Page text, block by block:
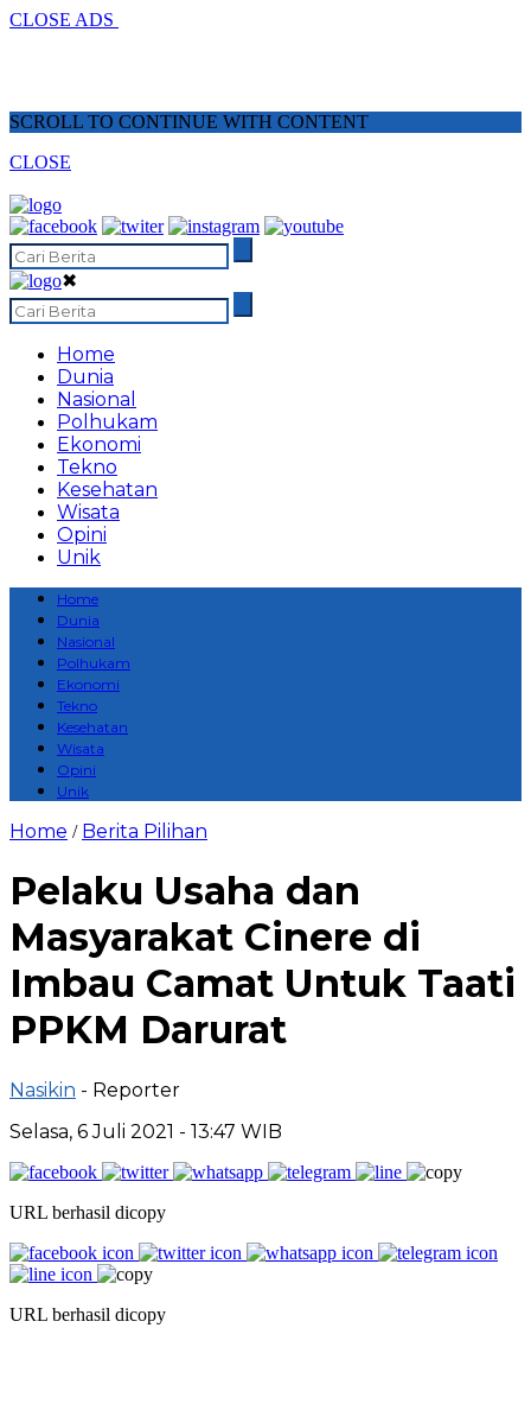
CLOSE ADS
SCROLL TO CONTINUE WITH CONTENT
CLOSE
✖
Home
Dunia
Nasional
Polhukam
Ekonomi
Tekno
Kesehatan
Wisata
Opini
Unik
Home
Dunia
Nasional
Polhukam
Ekonomi
Tekno
Kesehatan
Wisata
Opini
Unik
Home / Berita Pilihan
Pelaku Usaha dan
Masyarakat Cinere di
Imbau Camat Untuk Taati
PPKM Darurat
Nasikin - Reporter
Selasa, 6 Juli 2021 - 13:47 WIB
URL berhasil dicopy
URL berhasil dicopy